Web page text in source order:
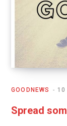
GOODNEWS 10
Spread